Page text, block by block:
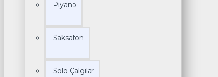
Piyano
Saksafon
Solo Çalgılar